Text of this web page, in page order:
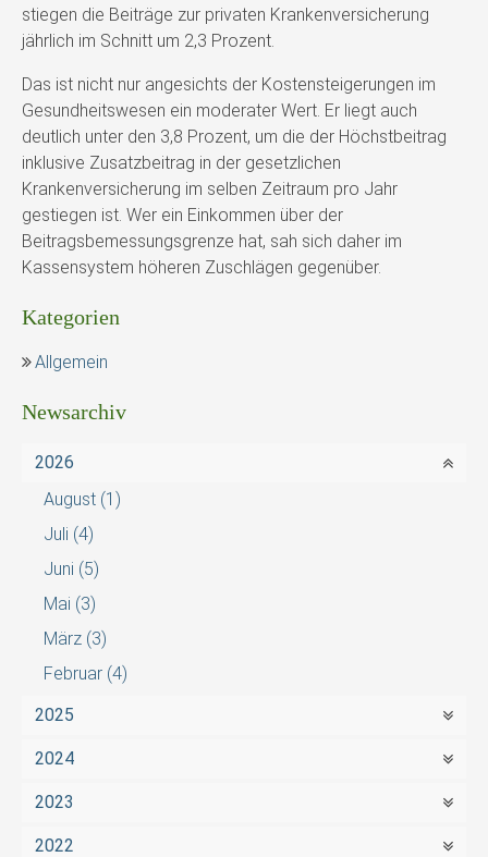
stiegen die Beiträge zur privaten Krankenversicherung
jährlich im Schnitt um 2,3 Prozent.
Das ist nicht nur angesichts der Kostensteigerungen im
Gesundheitswesen ein moderater Wert. Er liegt auch
deutlich unter den 3,8 Prozent, um die der Höchstbeitrag
inklusive Zusatzbeitrag in der gesetzlichen
Krankenversicherung im selben Zeitraum pro Jahr
gestiegen ist. Wer ein Einkommen über der
Beitragsbemessungsgrenze hat, sah sich daher im
Kassensystem höheren Zuschlägen gegenüber.
Kategorien
Allgemein
Newsarchiv
2026
August (1)
Juli (4)
Juni (5)
Mai (3)
März (3)
Februar (4)
2025
2024
2023
2022